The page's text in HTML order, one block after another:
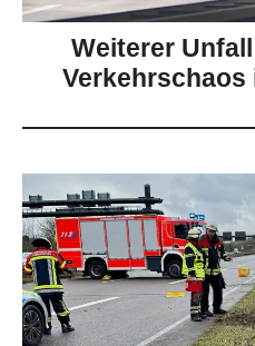
Weiterer
Verkehrschaos